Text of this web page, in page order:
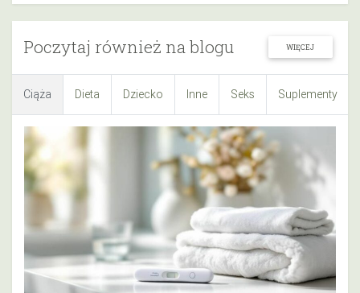
Poczytaj również na blogu WIĘCEJ
Ciąża Dieta Dziecko Inne Seks Suplementy